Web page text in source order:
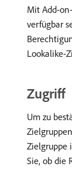
Mit Add-
verfügbar
Lookalike-
Zugriff
Um zu
Zielgruppe
Sie, ob die